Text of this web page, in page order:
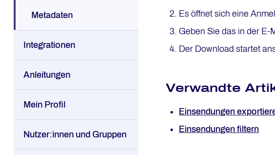
Metadaten
Integrationen
Anleitungen
Mein Profil
Nutzer:innen und Gruppen
Es öffnet sich eine
Geben Sie das in der E-
Der Download startet
Verwandte
Einsendungen
Einsendungen filtern